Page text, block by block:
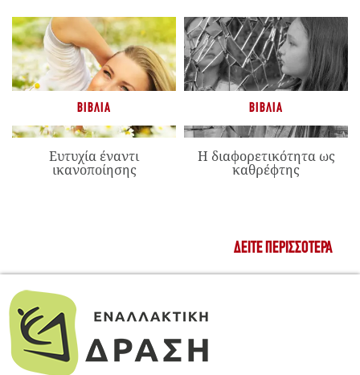
ΒΙΒΛΊΑ
Ευτυχία έναντι
ικανοποίησης
ΒΙΒΛΊΑ
Η διαφορετικότητα ως
καθρέφτης
ΔΕΊΤΕ ΠΕΡΙΣΣΌΤΕΡΑ